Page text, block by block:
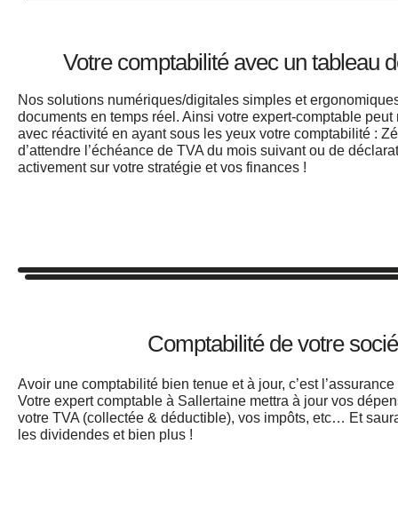
Votre comptabilité avec un tableau
Nos solutions numériques/digitales simples et
documents en temps réel. Ainsi votre expert-comptable
avec réactivité en ayant sous les yeux votre comptabilité :
d’attendre l’échéance de TVA du mois suivant ou de
activement sur votre stratégie et vos finances !
Comptabilité de votre
Avoir une comptabilité bien tenue et à jour, c’est
Votre expert comptable à Sallertaine mettra à jour vos
votre TVA (collectée & déductible), vos impôts, etc… Et
les dividendes et bien plus !